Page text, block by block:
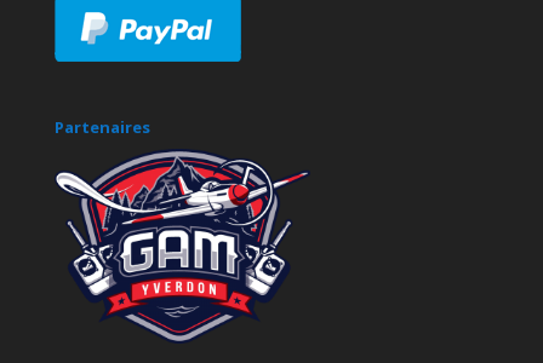
Partenaires